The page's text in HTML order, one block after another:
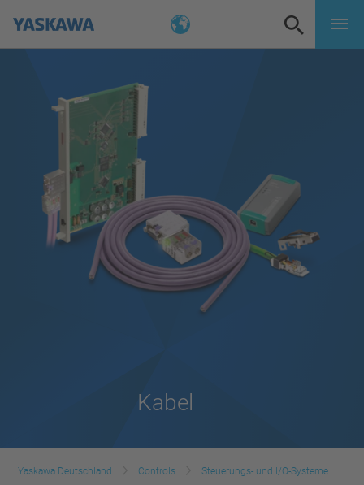
Kabel
Yaskawa Deutschland Controls
Steuerungs- und I/O-Systeme